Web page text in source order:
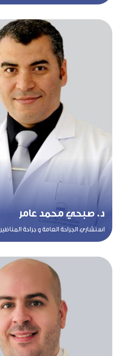
د. صبحي محمد عامر
استشاري الجراحة العامة و جراحة المناظير